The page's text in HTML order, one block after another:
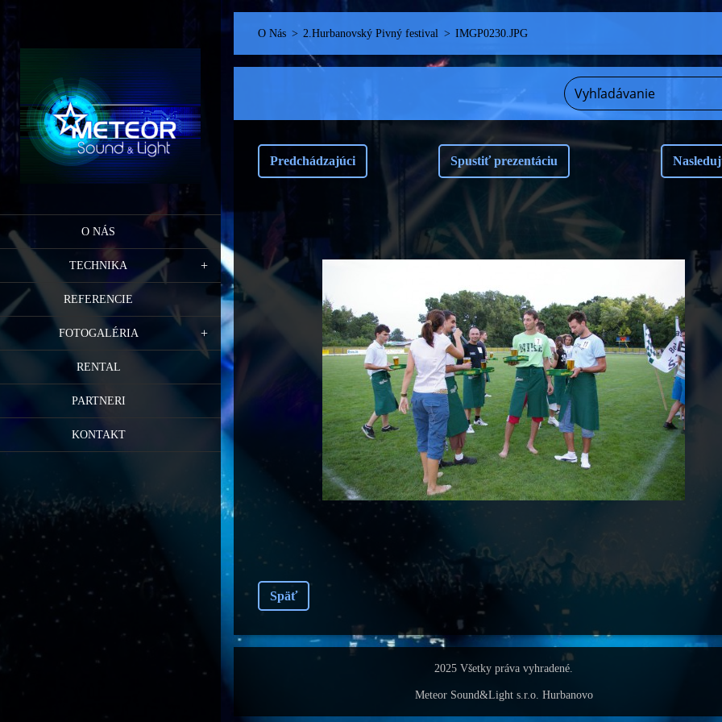
O NÁS
TECHNIKA
REFERENCIE
FOTOGALÉRIA
RENTAL
PARTNERI
KONTAKT
O Nás > 2.Hurbanovský Pivný festival > IMGP0230.JPG
Predchádzajúci Spustiť prezentáciu
Späť
2025 Všetky práva vyhradené.
Meteor Sound&Light s.r.o. Hurbanovo